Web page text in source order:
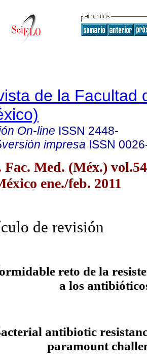
de la Facultad
On-line ISSN 2448-
versión impresa ISSN
Fac. Med. (Méx.)
ene./feb. 2011
de revisión
reto de la
a los
antibiotic
paramount